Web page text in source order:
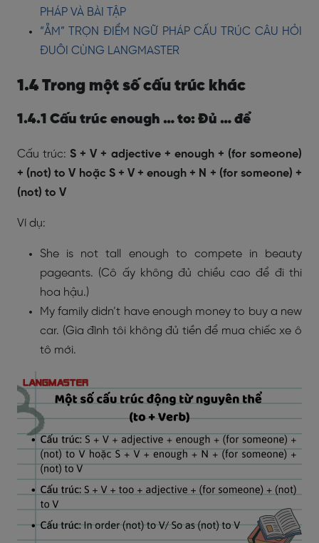
PHÁP VÀ BÀI TẬP
“ẴM” TRỌN ĐIỂM NGỮ PHÁP CẤU TRÚC CÂU HỎI
ĐUÔI CÙNG LANGMASTER
1.4 Trong một số cấu trúc khác
1.4.1 Cấu trúc enough … to: Đủ … để
Cấu trúc:S + V + adjective + enough + (for someone)
+ (not) to V hoặc S + V + enough + N + (for someone) +
(not) to V
Ví dụ:
She is not tall enough to compete in beauty
pageants. (Cô ấy không đủ chiều cao để đi thi
hoa hậu.)
My family didn’t have enough money to buy a new
car. (Gia đình tôi không đủ tiền để mua chiếc xe ô
tô mới.